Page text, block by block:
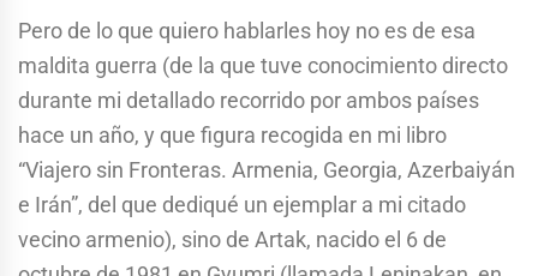
Pero de lo que quiero hablarles hoy no es de esa
maldita guerra (de la que tuve conocimiento directo
durante mi detallado recorrido por ambos países
hace un año, y que figura recogida en mi libro
“Viajero sin Fronteras. Armenia, Georgia, Azerbaiyán
e Irán”, del que dediqué un ejemplar a mi citado
vecino armenio), sino de Artak, nacido el 6 de